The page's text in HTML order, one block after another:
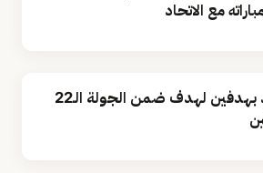
مع الاتحاد
الشباب يهزم الرائد بهدفين لهدف ضمن الجولة الـ22